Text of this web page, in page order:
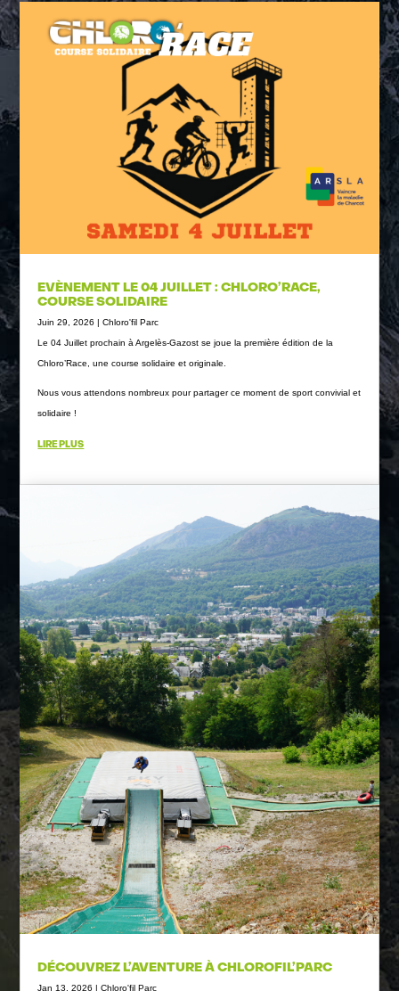
EVÈNEMENT LE 04 JUILLET : CHLORO’RACE,
COURSE SOLIDAIRE
Juin 29, 2026 |Chloro'fil Parc
Le 04 Juillet prochain à Argelès-Gazost se joue la première édition de la
Chloro’Race, une course solidaire et originale.
Nous vous attendons nombreux pour partager ce moment de sport convivial et
solidaire !
LIRE PLUS
DÉCOUVREZ L’AVENTURE À CHLOROFIL’PARC
Jan 13, 2026 |Chloro'fil Parc